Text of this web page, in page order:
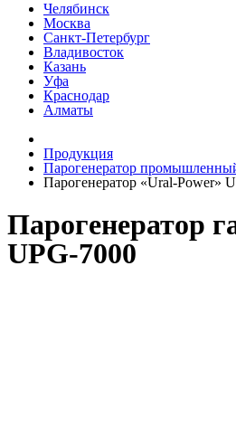
Челябинск
Москва
Санкт-Петербург
Владивосток
Казань
Уфа
Краснодар
Алматы
Продукция
Парогенератор
Парогенератор «Ural-Power»
Парогенератор
UPG-7000